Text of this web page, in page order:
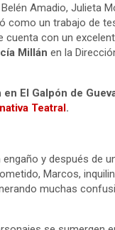
Amadio, Julieta
como un trabajo de
con un
Millán en la
El Galpón de
Teatral.
y después de
Marcos,
muchas